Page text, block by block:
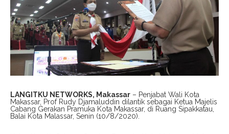
LANGITKU NETWORKS, Makassar – Penjabat Wali Kota
Makassar, Prof Rudy Djamaluddin dilantik sebagai Ketua Majelis
Cabang Gerakan Pramuka Kota Makassar, di Ruang Sipakkatau,
Balai Kota Malassar, Senin (10/8/2020).